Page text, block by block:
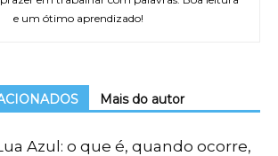
e um ótimo aprendizado!
Mais do autor
Azul: o que é, quando ocorre,